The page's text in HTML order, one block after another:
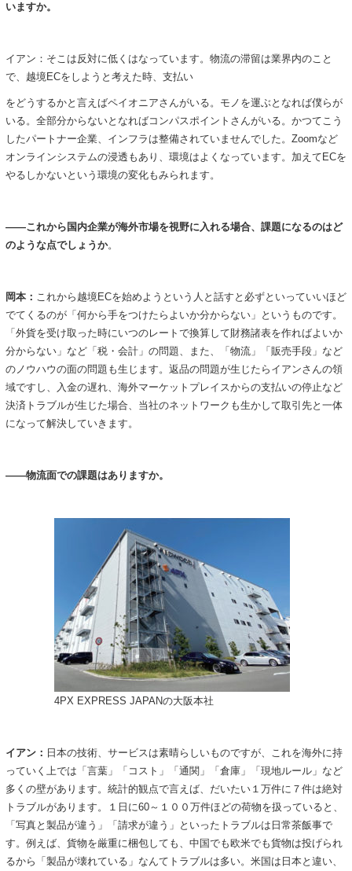
いますか。
イアン：そこは反対に低くはなっています。物流の滞留は業界内のこと
で、越境ECをしようと考えた時、支払い
をどうするかと言えばペイオニアさんがいる。モノを運ぶとなれば僕らが
いる。全部分からないとなればコンパスポイントさんがいる。かつてこう
したパートナー企業、インフラは整備されていませんでした。Zoomなど
オンラインシステムの浸透もあり、環境はよくなっています。加えてECを
やるしかないという環境の変化もみられます。
――これから国内企業が海外市場を視野に入れる場合、課題になるのはど
のような点でしょうか。
岡本： これから越境ECを始めようという人と話すと必ずといっていいほど
でてくるのが「何から手をつけたらよいか分からない」というものです。
「外貨を受け取った時にいつのレートで換算して財務諸表を作ればよいか
分からない」など「税・会計」の問題、また、「物流」「販売手段」など
のノウハウの面の問題も生じます。返品の問題が生じたらイアンさんの領
域ですし、入金の遅れ、海外マーケットプレイスからの支払いの停止など
決済トラブルが生じた場合、当社のネットワークも生かして取引先と一体
になって解決していきます。
――物流面での課題はありますか。
4PX EXPRESS JAPANの大阪本社
イアン： 日本の技術、サービスは素晴らしいものですが、これを海外に持
っていく上では「言葉」「コスト」「通関」「倉庫」「現地ルール」など
多くの壁があります。統計的観点で言えば、だいたい１万件に７件は絶対
トラブルがあります。１日に60～１００万件ほどの荷物を扱っていると、
「写真と製品が違う」「請求が違う」といったトラブルは日常茶飯事で
す。例えば、貨物を厳重に梱包しても、中国でも欧米でも貨物は投げられ
るから「製品が壊れている」なんてトラブルは多い。米国は日本と違い、